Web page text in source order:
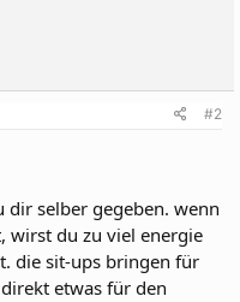
#2
selber gegeben. wenn
wirst du zu viel energie
die sit-ups bringen für
etwas für den